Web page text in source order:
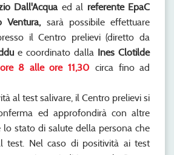
Dall'Acqua ed al referente EpaC
Ventura,sarà possibile effettuare
il Centro prelievi (diretto da
e coordinato dalla Ines Clotilde
8 alle ore 11,30 circa fino ad
al test salivare, il Centro prelievi si
ed approfondirà con altre
lo stato di salute della persona che
test. Nel caso di positività ai test